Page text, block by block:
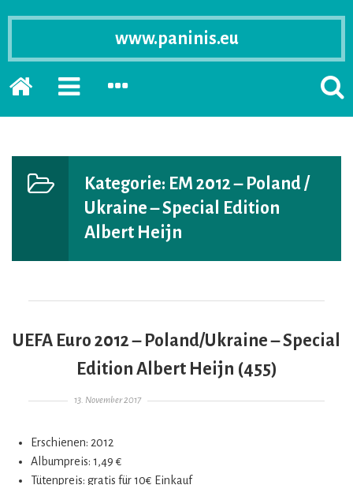
www.paninis.eu
Startseite
PRIMÄRE
ERWEITERN
SEKUNDÄRE
ERWEITERN
Kategorie: EM 2012 – Poland /
Ukraine – Special Edition
Albert Heijn
UEFA Euro 2012 – Poland/Ukraine – Special
Edition Albert Heijn (455)
Gepostet am
13. November 2017
Erschienen: 2012
Albumpreis: 1,49 €
Tütenpreis: gratis für 10€ Einkauf